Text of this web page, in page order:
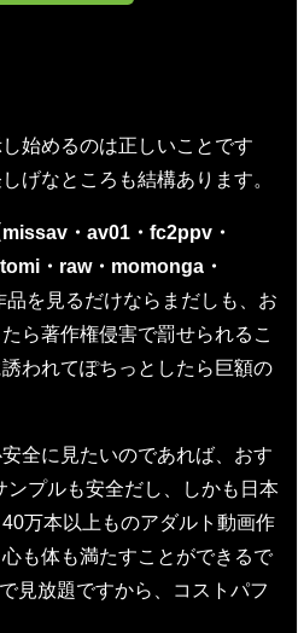
始めるのは正しいことです
げなところも結構あります。
missav・av01・fc2ppv・
・raw・momonga・
品を見るだけならまだしも、お
ら著作権侵害で罰せられるこ
われてぽちっとしたら巨額の
全に見たいのであれば、おす
プルも安全だし、しかも日本
万本以上ものアダルト動画作
も体も満たすことができるで
見放題ですから、コストパフ